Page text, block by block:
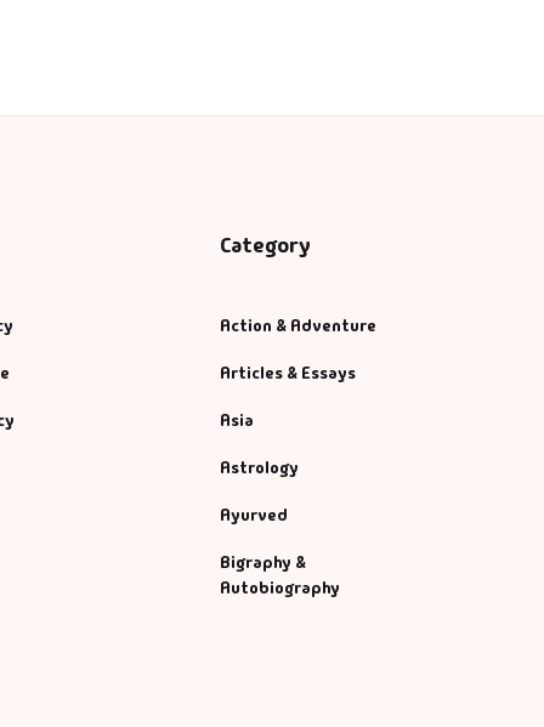
Category
Action & Adventure
Articles & Essays
Asia
Astrology
Ayurved
Bigraphy &
Autobiography